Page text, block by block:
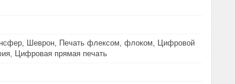
Шеврон, Печать флексом, флоком, Цифровой
Цифровая прямая печать